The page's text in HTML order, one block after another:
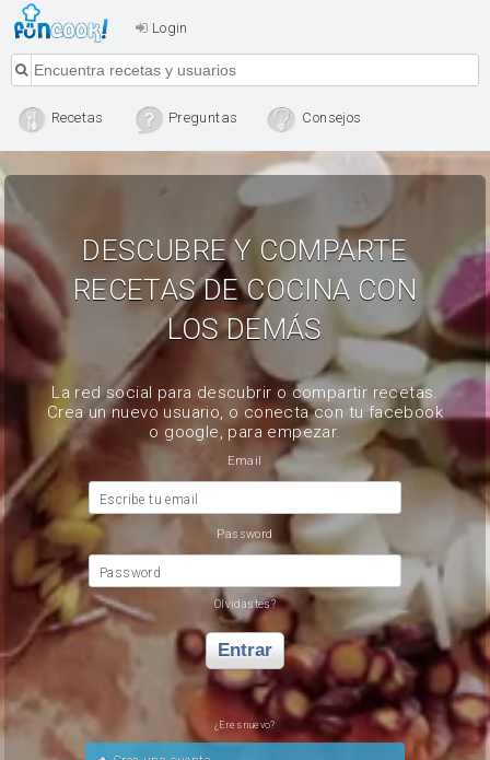
Login
Recetas Preguntas Consejos
DESCUBRE Y COMPARTE
RECETAS DE COCINA CON
LOS DEMÁS
La red social para descubrir o compartir recetas.
Crea un nuevo usuario, o conecta con tu facebook
o google, para empezar.
Email
Escribe tu email
Password
Password
Olvidastes?
Entrar
¿Eres nuevo?